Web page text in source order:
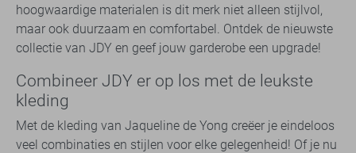
hoogwaardige materialen is dit merk niet alleen stijlvol,
maar ook duurzaam en comfortabel. Ontdek de nieuwste
collectie van JDY en geef jouw garderobe een upgrade!
Combineer JDY er op los met de leukste
kleding
Met de kleding van Jaqueline de Yong creëer je eindeloos
veel combinaties en stijlen voor elke gelegenheid! Of je nu